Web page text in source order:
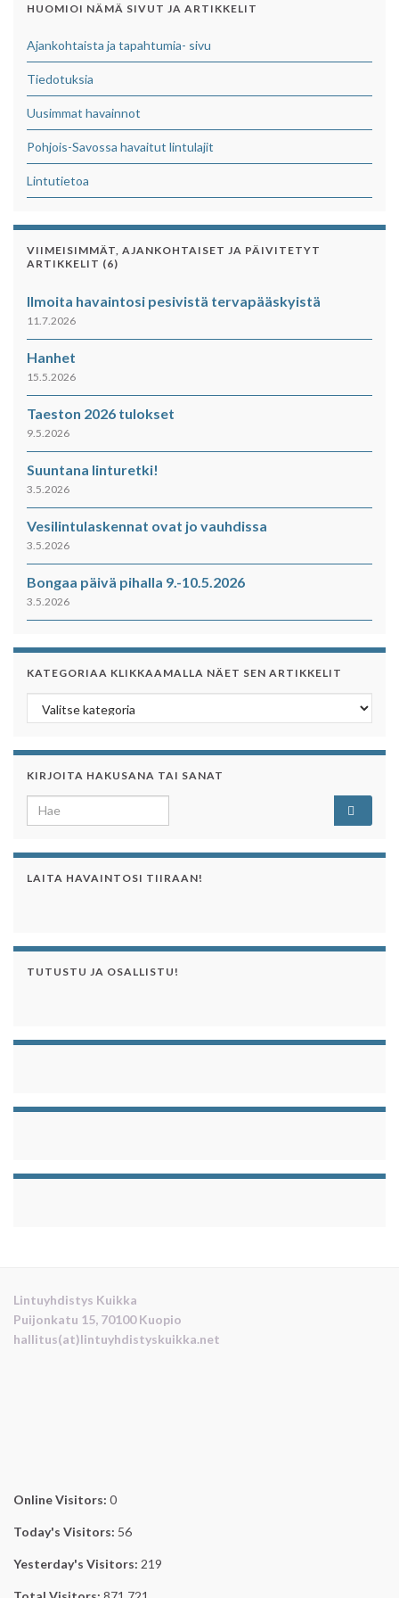
HUOMIOI NÄMÄ SIVUT JA ARTIKKELIT
Ajankohtaista ja tapahtumia- sivu
Tiedotuksia
Uusimmat havainnot
Pohjois-Savossa havaitut lintulajit
Lintutietoa
VIIMEISIMMÄT, AJANKOHTAISET JA PÄIVITETYT
ARTIKKELIT (6)
Ilmoita havaintosi pesivistä tervapääskyistä
11.7.2026
Hanhet
15.5.2026
Taeston 2026 tulokset
9.5.2026
Suuntana linturetki!
3.5.2026
Vesilintulaskennat ovat jo vauhdissa
3.5.2026
Bongaa päivä pihalla 9.-10.5.2026
3.5.2026
KATEGORIAA KLIKKAAMALLA NÄET SEN ARTIKKELIT
Kategoriaa klikkaamalla näet sen artikkelit
KIRJOITA HAKUSANA TAI SANAT
Search for:
LAITA HAVAINTOSI TIIRAAN!
TUTUSTU JA OSALLISTU!
Lintuyhdistys Kuikka
Puijonkatu 15, 70100 Kuopio
hallitus(at)lintuyhdistyskuikka.net
Online Visitors: 0
Today's Visitors: 56
Yesterday's Visitors: 219